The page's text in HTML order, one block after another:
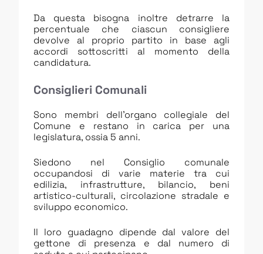
Da questa bisogna inoltre detrarre la
percentuale che ciascun consigliere
devolve al proprio partito in base agli
accordi sottoscritti al momento della
candidatura.
Consiglieri Comunali
Sono membri dell’organo collegiale del
Comune e restano in carica per una
legislatura, ossia 5 anni.
Siedono nel Consiglio comunale
occupandosi di varie materie tra cui
edilizia, infrastrutture, bilancio, beni
artistico-culturali, circolazione stradale e
sviluppo economico.
Il loro guadagno dipende dal valore del
gettone di presenza e dal numero di